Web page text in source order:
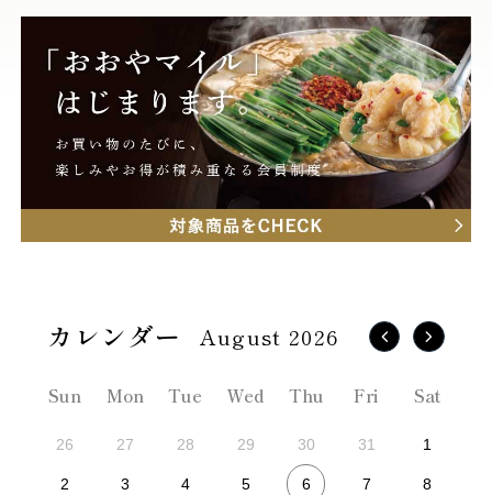
August 2026
Sun Mon Tue Wed Thu Fri Sat
26 27 28 29 30 31 1
2 3 4 5 6 7 8